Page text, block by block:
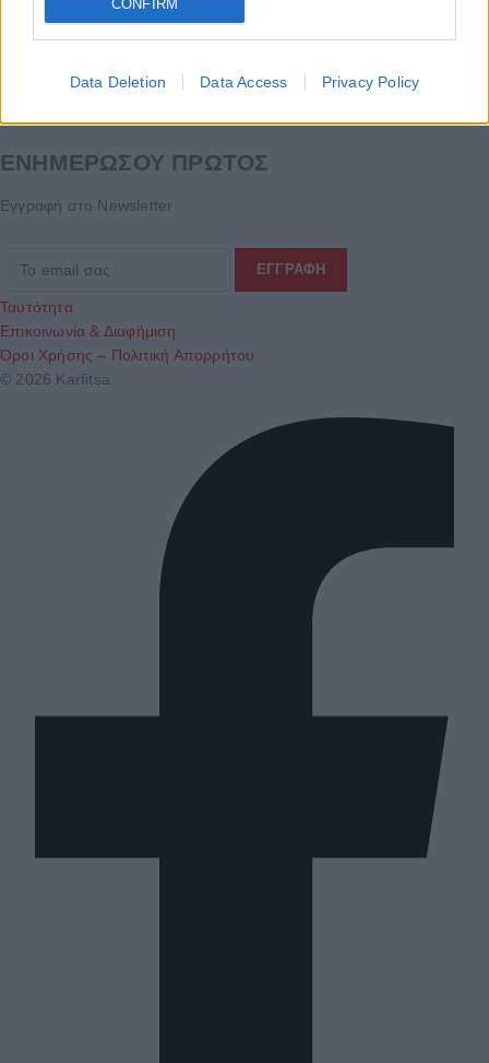
CONFIRM
Data Deletion Data Access Privacy Policy
ΕΝΗΜΕΡΩΣΟΥ ΠΡΩΤΟΣ
Εγγραφή στο Newsletter
Ταυτότητα
Επικοινωνία & Διαφήμιση
Όροι Χρήσης – Πολιτική Απορρήτου
© 2026 Karfitsa